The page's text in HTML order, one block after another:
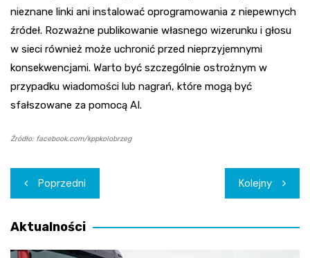
nieznane linki ani instalować oprogramowania z niepewnych
źródeł. Rozważne publikowanie własnego wizerunku i głosu
w sieci również może uchronić przed nieprzyjemnymi
konsekwencjami. Warto być szczególnie ostrożnym w
przypadku wiadomości lub nagrań, które mogą być
sfałszowane za pomocą AI.
Źródło: facebook.com/kppkolobrzeg
Nawigacja
wpisu
Poprzedni Kolejny
Aktualności